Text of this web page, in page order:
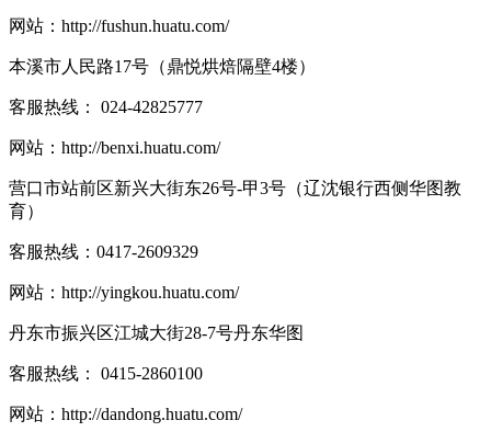
网站： http://fushun.huatu.com/
本溪市人民路17号（鼎悦烘焙隔壁4楼）
客服热线： 024-42825777
网站： http://benxi.huatu.com/
营口市站前区新兴大街东26号-甲3号（辽沈银行西侧华图教
育）
客服热线： 0417-2609329
网站： http://yingkou.huatu.com/
丹东市振兴区江城大街28-7号丹东华图
客服热线： 0415-2860100
网站： http://dandong.huatu.com/